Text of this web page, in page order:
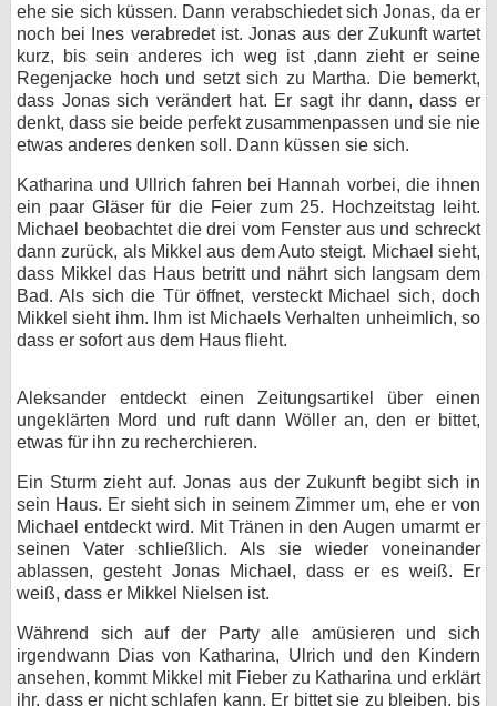
ehe sie sich küssen. Dann verabschiedet sich Jonas, da er
noch bei Ines verabredet ist. Jonas aus der Zukunft wartet
kurz, bis sein anderes ich weg ist ,dann zieht er seine
Regenjacke hoch und setzt sich zu Martha. Die bemerkt,
dass Jonas sich verändert hat. Er sagt ihr dann, dass er
denkt, dass sie beide perfekt zusammenpassen und sie nie
etwas anderes denken soll. Dann küssen sie sich.
Katharina und Ullrich fahren bei Hannah vorbei, die ihnen
ein paar Gläser für die Feier zum 25. Hochzeitstag leiht.
Michael beobachtet die drei vom Fenster aus und schreckt
dann zurück, als Mikkel aus dem Auto steigt. Michael sieht,
dass Mikkel das Haus betritt und nährt sich langsam dem
Bad. Als sich die Tür öffnet, versteckt Michael sich, doch
Mikkel sieht ihm. Ihm ist Michaels Verhalten unheimlich, so
dass er sofort aus dem Haus flieht.
Aleksander entdeckt einen Zeitungsartikel über einen
ungeklärten Mord und ruft dann Wöller an, den er bittet,
etwas für ihn zu recherchieren.
Ein Sturm zieht auf. Jonas aus der Zukunft begibt sich in
sein Haus. Er sieht sich in seinem Zimmer um, ehe er von
Michael entdeckt wird. Mit Tränen in den Augen umarmt er
seinen Vater schließlich. Als sie wieder voneinander
ablassen, gesteht Jonas Michael, dass er es weiß. Er
weiß, dass er Mikkel Nielsen ist.
Während sich auf der Party alle amüsieren und sich
irgendwann Dias von Katharina, Ulrich und den Kindern
ansehen, kommt Mikkel mit Fieber zu Katharina und erklärt
ihr, dass er nicht schlafen kann. Er bittet sie zu bleiben, bis